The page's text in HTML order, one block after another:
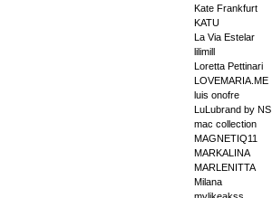
Kate Frankfurt
KATU
La Via Estelar
lilimill
Loretta Pettinari
LOVEMARIA.ME
luis onofre
LuLubrand by NS
mac collection
MAGNETIQ11
MARKALINA
MARLENITTA
Milana